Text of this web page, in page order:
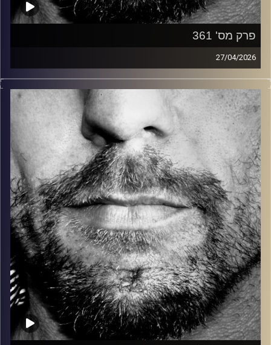
פרק מס' 361
27/04/2026
זיפים, מוזיקה מחוספסת של הופעות חיות. הרבה ג'אם, רוק,
בלוז, bluegrass, ג'אז, Fאנק, פרוגרסיב ואפילו אלקטרוניקה.
כל מה שחי, אמיתי ונושם.
עם שמוליק רגב.
קרדיט תמונות: David Goehring